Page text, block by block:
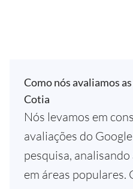
Como nós avaliamos
Cotia
Nós levamos em
avaliações do
pesquisa,
em áreas populares.